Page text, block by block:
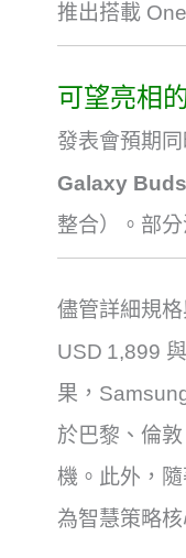
推出搭載
可望亮相
發表會預期
Galaxy
整合）
。部
儘管詳細規
USD 1,899
果，
於巴黎、倫
機。此外，
為智慧策略核